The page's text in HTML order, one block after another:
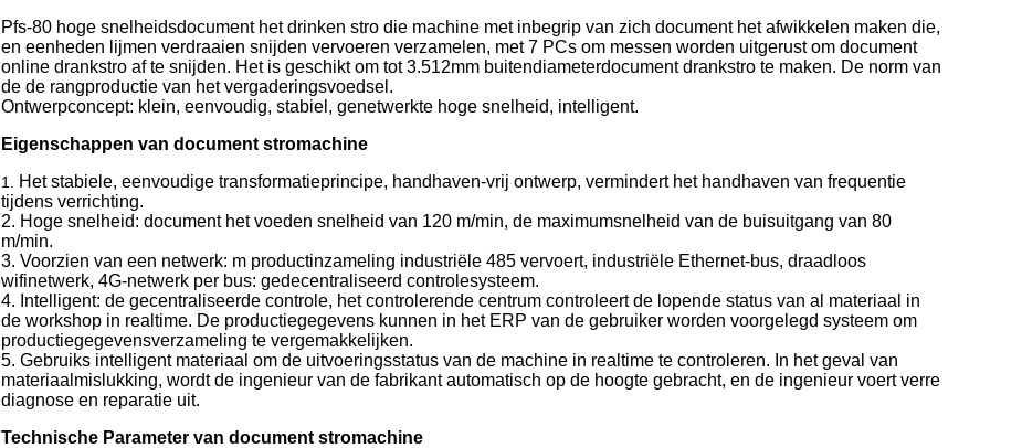
Pfs-80 hoge snelheidsdocument het drinken stro die machine met inbegrip van zich document het afwikkelen maken die,
en eenheden lijmen verdraaien snijden vervoeren verzamelen, met 7 PCs om messen worden uitgerust om document
online drankstro af te snijden. Het is geschikt om tot 3.512mm buitendiameterdocument drankstro te maken. De norm van
de de rangproductie van het vergaderingsvoedsel.
Ontwerpconcept: klein, eenvoudig, stabiel, genetwerkte hoge snelheid, intelligent.
Eigenschappen van document stromachine
1.
Het stabiele, eenvoudige transformatieprincipe, handhaven-vrij ontwerp, vermindert het handhaven van frequentie
tijdens verrichting.
2. Hoge snelheid: document het voeden snelheid van 120 m/min, de maximumsnelheid van de buisuitgang van 80
m/min.
3. Voorzien van een netwerk: m productinzameling industriële 485 vervoert, industriële Ethernet-bus, draadloos
wifinetwerk, 4G-netwerk per bus: gedecentraliseerd controlesysteem.
4. Intelligent: de gecentraliseerde controle, het controlerende centrum controleert de lopende status van al materiaal in
de workshop in realtime. De productiegegevens kunnen in het ERP van de gebruiker worden voorgelegd systeem om
productiegegevensverzameling te vergemakkelijken.
5. Gebruiks intelligent materiaal om de uitvoeringsstatus van de machine in realtime te controleren. In het geval van
materiaalmislukking, wordt de ingenieur van de fabrikant automatisch op de hoogte gebracht, en de ingenieur voert verre
diagnose en reparatie uit.
Technische Parameter van document stromachine